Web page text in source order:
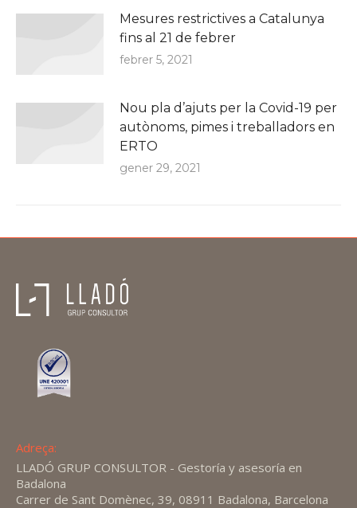
Mesures restrictives a Catalunya
fins al 21 de febrer
febrer 5, 2021
Nou pla d’ajuts per la Covid-19 per
autònoms, pimes i treballadors en
ERTO
gener 29, 2021
Adreça:
LLADÓ GRUP CONSULTOR - Gestoría y asesoría en
Badalona
Carrer de Sant Domènec, 39, 08911 Badalona, Barcelona